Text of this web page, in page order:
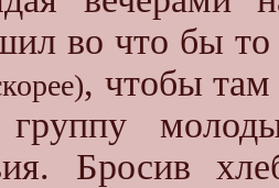
во что бы
, чтобы там
Бросив